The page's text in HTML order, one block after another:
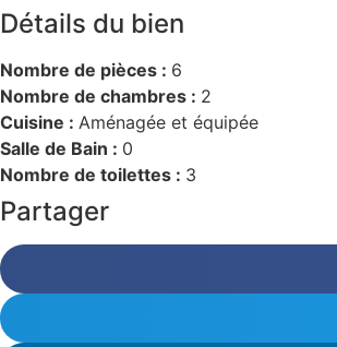
Détails du bien
Nombre de pièces : 6
Nombre de chambres : 2
Cuisine : Aménagée et équipée
Salle de Bain : 0
Nombre de toilettes : 3
Partager